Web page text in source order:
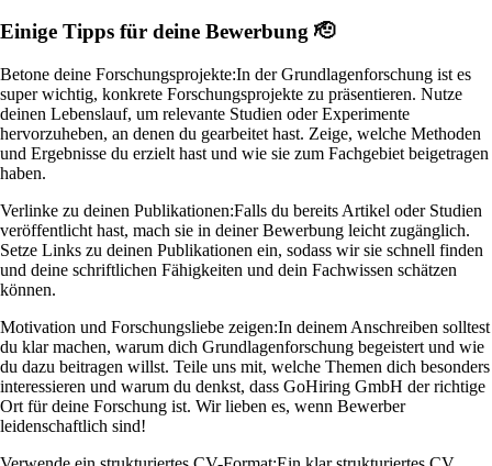
Einige Tipps für deine Bewerbung 🫡
Betone deine Forschungsprojekte:In der Grundlagenforschung ist es
super wichtig, konkrete Forschungsprojekte zu präsentieren. Nutze
deinen Lebenslauf, um relevante Studien oder Experimente
hervorzuheben, an denen du gearbeitet hast. Zeige, welche Methoden
und Ergebnisse du erzielt hast und wie sie zum Fachgebiet beigetragen
haben.
Verlinke zu deinen Publikationen:Falls du bereits Artikel oder Studien
veröffentlicht hast, mach sie in deiner Bewerbung leicht zugänglich.
Setze Links zu deinen Publikationen ein, sodass wir sie schnell finden
und deine schriftlichen Fähigkeiten und dein Fachwissen schätzen
können.
Motivation und Forschungsliebe zeigen:In deinem Anschreiben solltest
du klar machen, warum dich Grundlagenforschung begeistert und wie
du dazu beitragen willst. Teile uns mit, welche Themen dich besonders
interessieren und warum du denkst, dass GoHiring GmbH der richtige
Ort für deine Forschung ist. Wir lieben es, wenn Bewerber
leidenschaftlich sind!